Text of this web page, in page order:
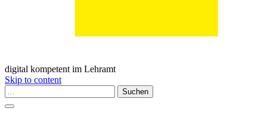
digital kompetent im Lehramt
Skip to content
Suchen